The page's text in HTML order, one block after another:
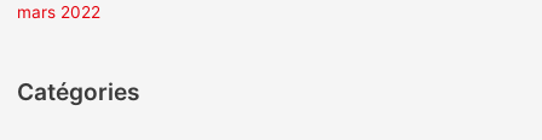
mars 2022
Catégories